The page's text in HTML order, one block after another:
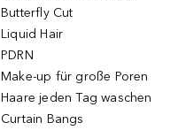
Butterfly Cut
Liquid Hair
PDRN
Make-up für große Poren
Haare jeden Tag waschen
Curtain Bangs